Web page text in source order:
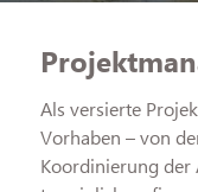
Als versierte
Vorhaben – von
Koordinierung der